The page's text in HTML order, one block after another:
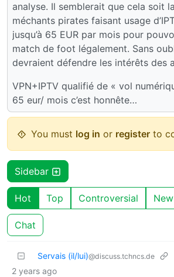
analyse. Il semblerait que cela soit
méchants pirates faisant usage
jusqu’à 65 EUR par mois pour
match de foot légalement. Sans
devraient défendre les intérêts des
VPN+IPTV qualifié de « vol
65 eur/ mois c’est honnête…
You must log in or register to
Sidebar
Hot Top Controversial New
Chat
Servais (il/lui)@discuss.tchncs.de
2 years ago